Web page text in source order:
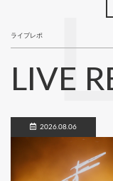
ライブレポ
LIVE
2026.08.06